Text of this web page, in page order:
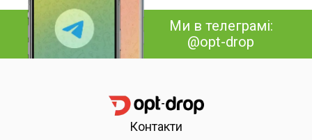
Ми в телеграмі:
@opt-drop
Контакти